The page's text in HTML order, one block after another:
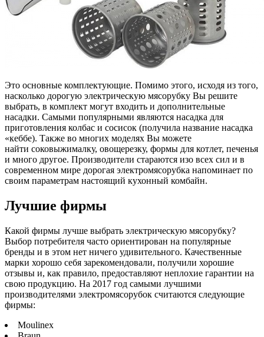
Это основные комплектующие. Помимо этого, исходя из того,
насколько дорогую электрическую мясорубку Вы решите
выбрать, в комплект могут входить и дополнительные
насадки. Самыми популярными являются насадка для
приготовления колбас и сосисок (получила название насадка
«кеббе). Также во многих моделях Вы можете
найти соковыжималку, овощерезку, формы для котлет, печенья
и много другое. Производители стараются изо всех сил и в
современном мире дорогая электромясорубка напоминает по
своим параметрам настоящий кухонный комбайн.
Лучшие фирмы
Какой фирмы лучше выбрать электрическую мясорубку?
Выбор потребителя часто ориентирован на популярные
бренды и в этом нет ничего удивительного. Качественные
марки хорошо себя зарекомендовали, получили хорошие
отзывы и, как правило, предоставляют неплохие гарантии на
свою продукцию. На 2017 год самыми лучшими
производителями электромясорубок считаются следующие
фирмы:
Moulinex